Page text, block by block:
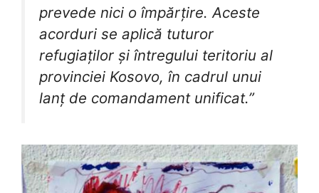
prevede nici o împărțire. Aceste
acorduri se aplică tuturor
refugiaților și întregului teritoriu al
provinciei Kosovo, în cadrul unui
lanț de comandament unificat.”